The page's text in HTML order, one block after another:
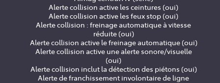
Alerte collision active les ceintures (oui)
Alerte collision active les feux stop (oui)
Alerte collision : freinage automatique à vitesse
réduite (oui)
Alerte collision active le freinage automatique (oui)
Alerte collision active une alerte sonore/visuelle
(oui)
Alerte collision inclut la détection des piétons (oui)
Alerte de franchissement involontaire de ligne